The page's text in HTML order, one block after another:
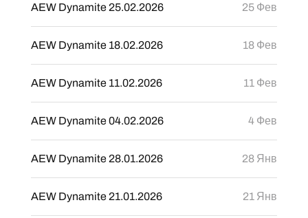
AEW Dynamite 25.02.2026 25 Фев
AEW Dynamite 18.02.2026 18 Фев
AEW Dynamite 11.02.2026 11 Фев
AEW Dynamite 04.02.2026 4 Фев
AEW Dynamite 28.01.2026 28 Янв
AEW Dynamite 21.01.2026 21 Янв